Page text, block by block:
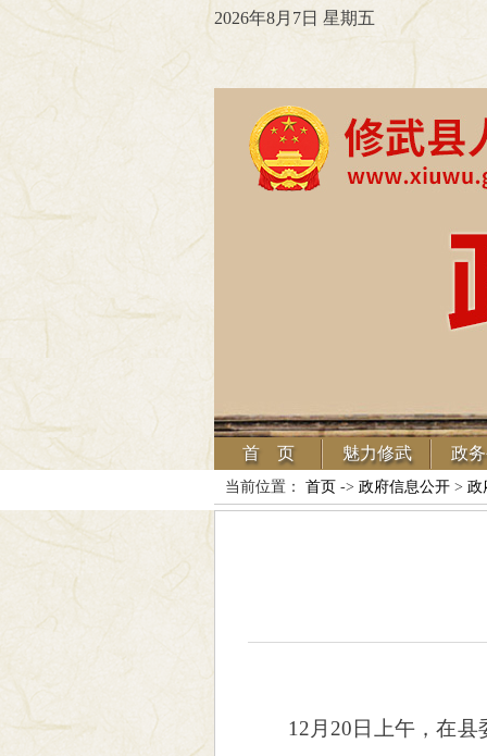
2026年8月7日 星期五
首 页 魅力修武 政
当前位置： 首页 -> 政府信息公开> 政
12月20日上午，在